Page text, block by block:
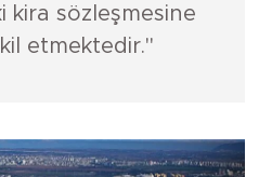
kira sözleşmesine
etmektedir."